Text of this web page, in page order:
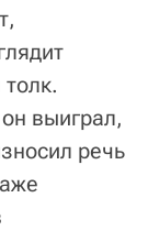
выиграл,
речь